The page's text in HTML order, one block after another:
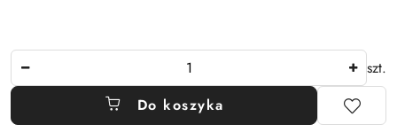
szt.
Do koszyka